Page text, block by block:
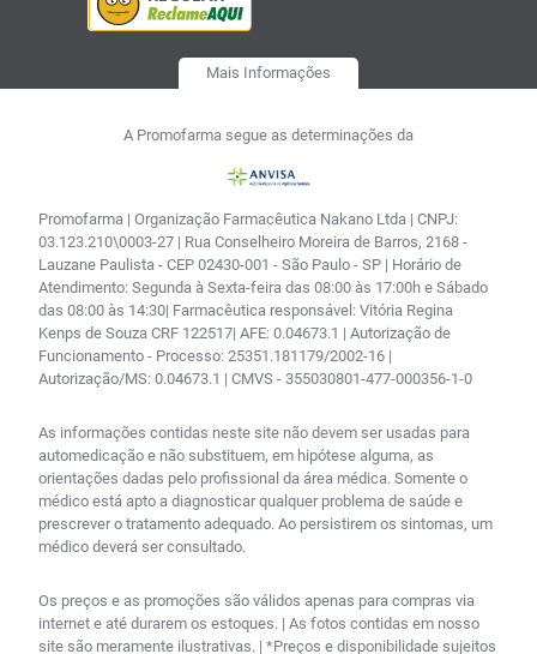
Mais Informações
A Promofarma segue as determinações da
Promofarma | Organização Farmacêutica Nakano Ltda | CNPJ:
03.123.210\0003-27 | Rua Conselheiro Moreira de Barros, 2168 -
Lauzane Paulista - CEP 02430-001 - São Paulo - SP | Horário de
Atendimento: Segunda à Sexta-feira das 08:00 às 17:00h e Sábado
das 08:00 às 14:30| Farmacêutica responsável: Vitória Regina
Kenps de Souza CRF 122517| AFE: 0.04673.1 | Autorização de
Funcionamento - Processo: 25351.181179/2002-16 |
Autorização/MS: 0.04673.1 | CMVS - 355030801-477-000356-1-0
As informações contidas neste site não devem ser usadas para
automedicação e não substituem, em hipótese alguma, as
orientações dadas pelo profissional da área médica. Somente o
médico está apto a diagnosticar qualquer problema de saúde e
prescrever o tratamento adequado. Ao persistirem os sintomas, um
médico deverá ser consultado.
Os preços e as promoções são válidos apenas para compras via
internet e até durarem os estoques. | As fotos contidas em nosso
site são meramente ilustrativas. | *Preços e disponibilidade sujeitos